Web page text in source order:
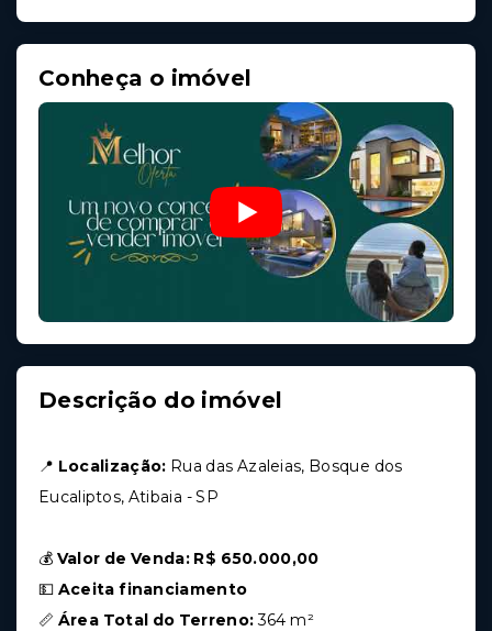
Conheça o imóvel
Descrição do imóvel
📍 Localização: Rua das Azaleias, Bosque dos
Eucaliptos, Atibaia - SP
💰 Valor de Venda: R$ 650.000,00
💵 Aceita financiamento
📏 Área Total do Terreno:364 m²